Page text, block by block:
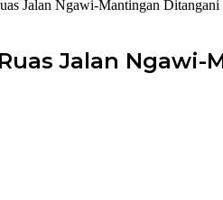
Jalan Ngawi-Mantingan Ditangani
Jalan